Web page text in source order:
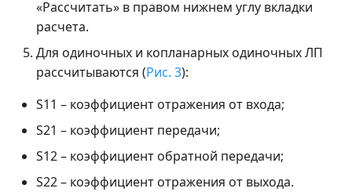
«Рассчитать» в правом нижнем углу вкладки
расчета.
Для одиночных и копланарных одиночных ЛП
рассчитываются (Рис. 3):
S11 – коэффициент отражения от входа;
S21 – коэффициент передачи;
S12 – коэффициент обратной передачи;
S22 – коэффициент отражения от выхода.